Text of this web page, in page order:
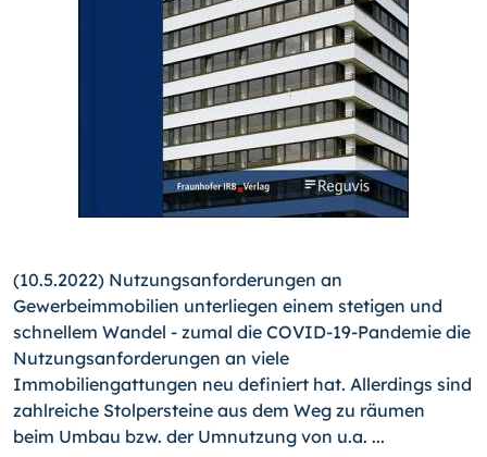
(10.5.2022) Nutzungsanforderungen an
Gewerbeimmobilien unterliegen einem stetigen und
schnellem Wandel - zumal die COVID-19-Pandemie die
Nutzungsanforderungen an viele
Immobiliengattungen neu definiert hat. Allerdings sind
zahlreiche Stolpersteine aus dem Weg zu räumen
beim Umbau bzw. der Umnutzung von u.a. ...